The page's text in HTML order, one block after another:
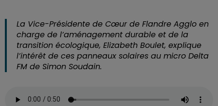
La Vice-Présidente de Cœur de Flandre Agglo en
charge de l’aménagement durable et de la
transition écologique, Elizabeth Boulet, explique
l’intérêt de ces panneaux solaires au micro Delta
FM de Simon Soudain.